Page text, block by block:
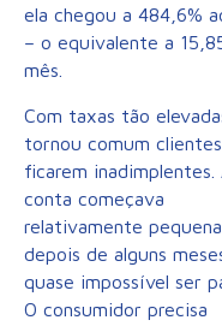
ela chegou a 484,6%
– o equivalente a
mês.
Com taxas tão
tornou comum clientes
ficarem inadimplentes.
conta começava
relativamente pequena
depois de alguns
quase impossível ser
O consumidor precisa